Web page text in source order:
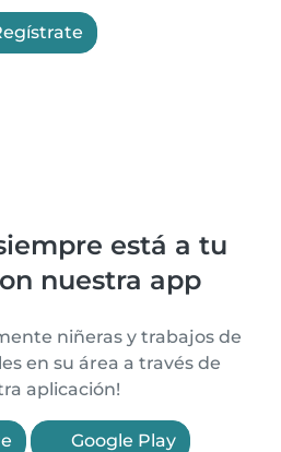
está a tu
nuestra app
niñeras y trabajos de
en su área a través de
aplicación!
Google Play